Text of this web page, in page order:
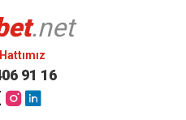
.net
91 16